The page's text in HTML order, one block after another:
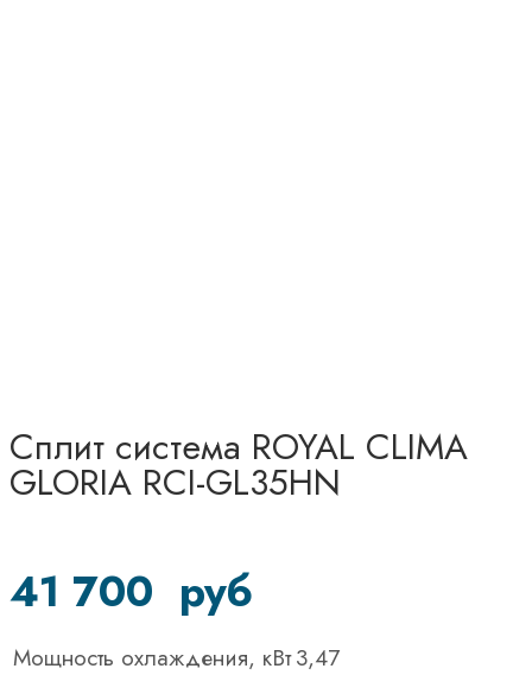
Сплит система ROYAL CLIMA
GLORIA RCI-GL35HN
41 700 руб
Мощность охлаждения, кВт3,47